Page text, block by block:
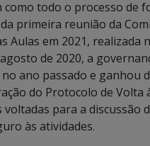
como todo o processo de
primeira reunião da
Aulas em 2021, realizada
de 2020, a
ano passado e ganhou
do Protocolo de Volta
para a discussão
às atividades.